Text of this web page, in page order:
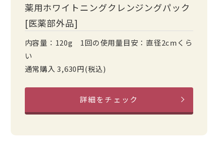
薬用ホワイトニングクレンジングパック
[医薬部外品]
内容量：120g 1回の使用量目安：直径2cmくら
い
通常購入 3,630円(税込)
詳細をチェック